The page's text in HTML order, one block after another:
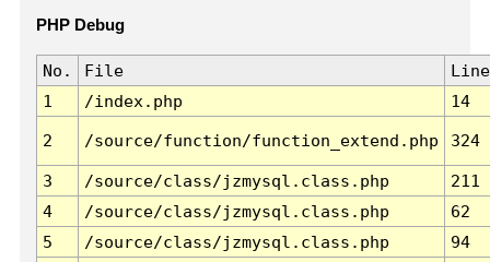
PHP Debug
No. File
Line
1
/index.php 14
2 /source/function/function_extend.php 324
3 /source/class/jzmysql.class.php
211
4
/source/class/jzmysql.class.php
62
5
/source/class/jzmysql.class.php
94